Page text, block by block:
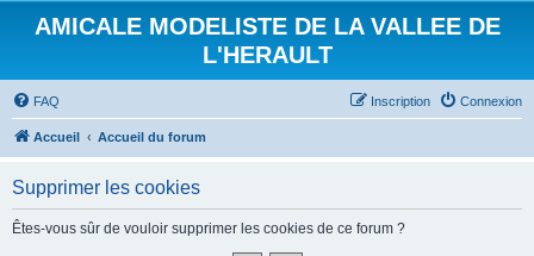
AMICALE MODELISTE DE LA VALLEE DE
L'HERAULT
FAQ Connexion
Inscription
Accueil Accueil du forum
Supprimer les cookies
Êtes-vous sûr de vouloir supprimer les cookies de ce forum ?